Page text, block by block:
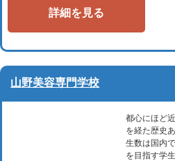
詳細を見る
山野美容専門学校
都心にほど
を経た歴史
生数は国内
を目指す学